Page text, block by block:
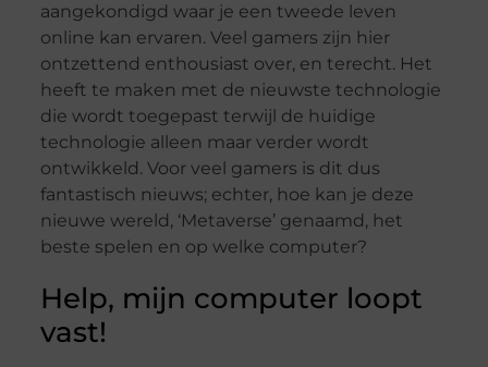
aangekondigd waar je een tweede leven
online kan ervaren. Veel gamers zijn hier
ontzettend enthousiast over, en terecht. Het
heeft te maken met de nieuwste technologie
die wordt toegepast terwijl de huidige
technologie alleen maar verder wordt
ontwikkeld. Voor veel gamers is dit dus
fantastisch nieuws; echter, hoe kan je deze
nieuwe wereld, ‘Metaverse’ genaamd, het
beste spelen en op welke computer?
Help, mijn computer loopt
vast!